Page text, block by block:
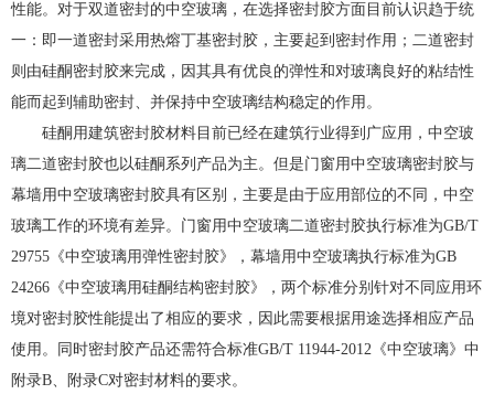
性能。对于双道密封的中空玻璃，在选择密封胶方面目前认识趋于统
一：即一道密封采用热熔丁基密封胶，主要起到密封作用；二道密封
则由硅酮密封胶来完成，因其具有优良的弹性和对玻璃良好的粘结性
能而起到辅助密封、并保持中空玻璃结构稳定的作用。
硅酮用建筑密封胶材料目前已经在建筑行业得到广应用，中空玻
璃二道密封胶也以硅酮系列产品为主。但是门窗用中空玻璃密封胶与
幕墙用中空玻璃密封胶具有区别，主要是由于应用部位的不同，中空
玻璃工作的环境有差异。门窗用中空玻璃二道密封胶执行标准为GB/T
29755《中空玻璃用弹性密封胶》，幕墙用中空玻璃执行标准为GB
24266《中空玻璃用硅酮结构密封胶》，两个标准分别针对不同应用环
境对密封胶性能提出了相应的要求，因此需要根据用途选择相应产品
使用。同时密封胶产品还需符合标准GB/T 11944-2012《中空玻璃》中
附录B、附录C对密封材料的要求。